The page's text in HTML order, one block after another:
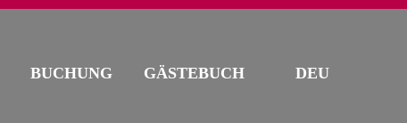
BUCHUNG GÄSTEBUCH DEU